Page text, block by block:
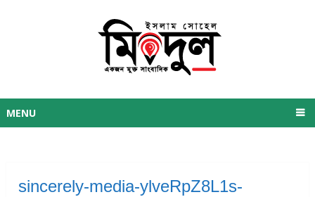
MENU
sincerely-media-ylveRpZ8L1s-